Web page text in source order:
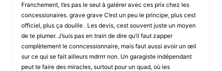
Franchement, t’es pas le seul à galérer avec ces prix chez les
concessionaires. grave grave C’est un peu le principe, plus cest
officiel, plus ça douille . Les devis, cest souvent juste un moyen
de te plumer. J’suis pas en train de dire qu’il faut zapper
complètement le conncessionnaire, mais faut aussi avoir un œil
sur ce qui se fait ailleurs mdrrrr non. Un garagiste indépendant
peut te faire des miracles, surtout pour un quad, où les